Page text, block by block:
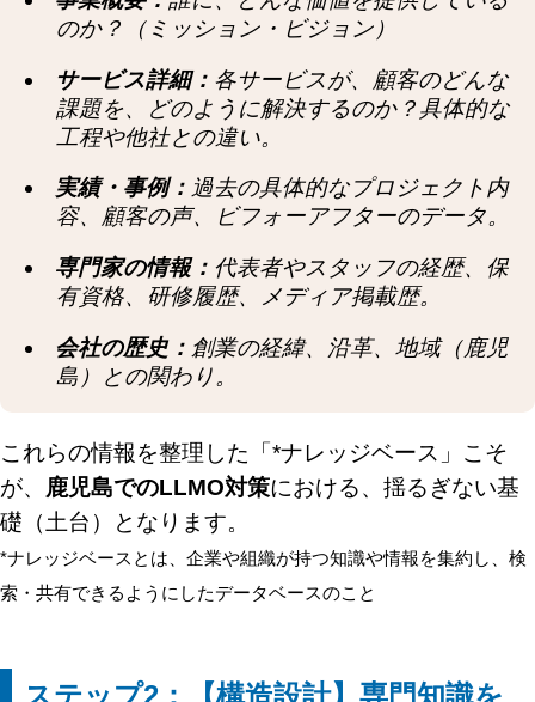
のか？（ミッション・ビジョン）
サービス詳細： 各サービスが、顧客のどんな
課題を、どのように解決するのか？具体的な
工程や他社との違い。
実績・事例： 過去の具体的なプロジェクト内
容、顧客の声、ビフォーアフターのデータ。
専門家の情報： 代表者やスタッフの経歴、保
有資格、研修履歴、メディア掲載歴。
会社の歴史： 創業の経緯、沿革、地域（鹿児
島）との関わり。
これらの情報を整理した「*ナレッジベース」こそ
が、 鹿児島でのLLMO対策における、揺るぎない基
礎（土台）となります。
*ナレッジベースとは、企業や組織が持つ知識や情報を集約し、検
索・共有できるようにしたデータベースのこと
ステップ2：【構造設計】専門知識を